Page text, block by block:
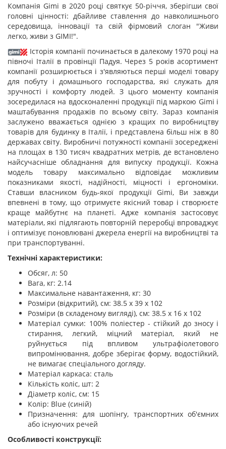
Компанія Gimi в 2020 році святкує 50-річчя, зберігши свої
головні цінності: дбайливе ставлення до навколишнього
середовища, інновації та свій фірмовий слоган "Живи
легко, живи з GIMI!".
Історія компанії починається в далекому 1970 році на
півночі Італії в провінції Падуя. Через 5 років асортимент
компанії розширюється і з'являються перші моделі товару
для побуту і домашнього господарства, які служать для
зручності і комфорту людей. З цього моменту компанія
зосередилася на вдосконаленні продукції під маркою Gimi і
маштабування продажів по всьому світу. Зараз компанія
заслужено вважається однією з кращих по виробництву
товарів для будинку в Італії, і представлена більш ніж в 80
державах світу. Виробничі потужності компанії зосереджені
на площах в 130 тисяч квадратних метрів, де встановлено
найсучасніше обладнання для випуску продукції. Кожна
модель товару максимально відповідає можливим
показниками якості, надійності, міцності і ергономіки.
Ставши власником будь-якої продукції Gimi, Ви завжди
впевнені в тому, що отримуєте якісний товар і створюєте
краще майбутнє на планеті. Адже компанія застосовує
матеріали, які підлягають повторній переробці впроваджує
і оптимізує поновлювані джерела енергії на виробництві та
при транспортуванні.
Технічні характеристики:
Обсяг, л: 50
Вага, кг: 2.14
Максимальне навантаження, кг: 30
Розміри (відкритий), см: 38.5 х 39 х 102
Розміри (в складеному вигляді), см: 38.5 х 16 х 102
Матеріал сумки: 100% поліестер - стійкий до зносу і
стирання, легкий, міцний матеріал, який не
руйнується під впливом ультрафіолетового
випромінювання, добре зберігає форму, водостійкий,
не вимагає спеціального догляду.
Матеріал каркаса: сталь
Кількість коліс, шт: 2
Діаметр коліс, см: 15
Колір: Blue (синій)
Призначення: для шопінгу, транспортних об'ємних
або існуючих речей
Особливості конструкції: